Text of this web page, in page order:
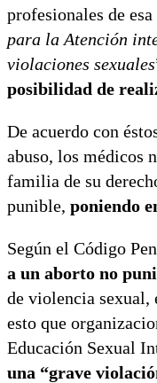
profesionales de
para la Atención
violaciones sexuales
posibilidad de
De acuerdo con
abuso, los médicos
familia de su
punible, poniendo
Según el Código
a un aborto no
de violencia sexual,
esto que
Educación Sexual
una “grave